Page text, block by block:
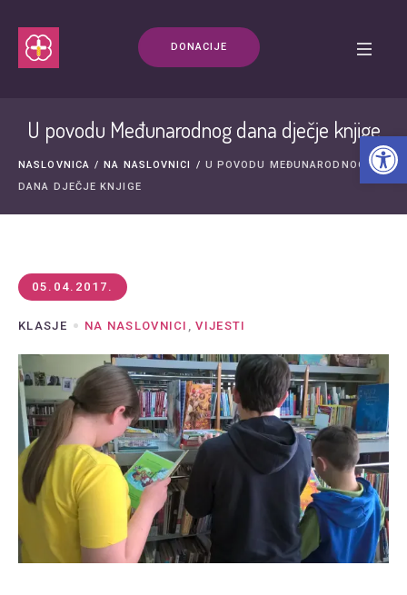
DONACIJE
U povodu Međunarodnog dana dječje knjige
NASLOVNICA / NA NASLOVNICI / U POVODU MEĐUNARODNOG
DANA DJEČJE KNJIGE
05.04.2017.
KLASJE NA NASLOVNICI ,VIJESTI